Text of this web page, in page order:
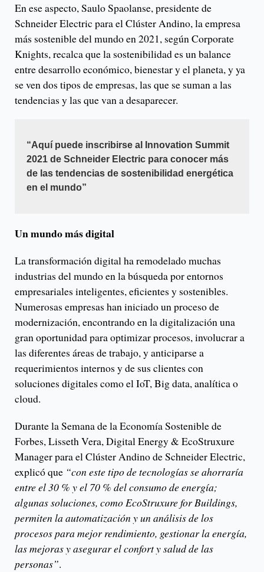
En ese aspecto, Saulo Spaolanse, presidente de
Schneider Electric para el Clúster Andino, la empresa
más sostenible del mundo en 2021, según Corporate
Knights, recalca que la sostenibilidad es un balance
entre desarrollo económico, bienestar y el planeta, y ya
se ven dos tipos de empresas, las que se suman a las
tendencias y las que van a desaparecer.
“Aquí puede inscribirse al Innovation Summit
2021 de Schneider Electric para conocer más
de las tendencias de sostenibilidad energética
en el mundo”
Un mundo más digital
La transformación digital ha remodelado muchas
industrias del mundo en la búsqueda por entornos
empresariales inteligentes, eficientes y sostenibles.
Numerosas empresas han iniciado un proceso de
modernización, encontrando en la digitalización una
gran oportunidad para optimizar procesos, involucrar a
las diferentes áreas de trabajo, y anticiparse a
requerimientos internos y de sus clientes con
soluciones digitales como el IoT, Big data, analítica o
cloud.
Durante la Semana de la Economía Sostenible de
Forbes, Lisseth Vera, Digital Energy & EcoStruxure
Manager para el Clúster Andino de Schneider Electric,
explicó que “con este tipo de tecnologías se ahorraría
entre el 30 % y el 70 % del consumo de energía;
algunas soluciones, como EcoStruxure for Buildings,
permiten la automatización y un análisis de los
procesos para mejor rendimiento, gestionar la energía,
las mejoras y asegurar el confort y salud de las
personas”.